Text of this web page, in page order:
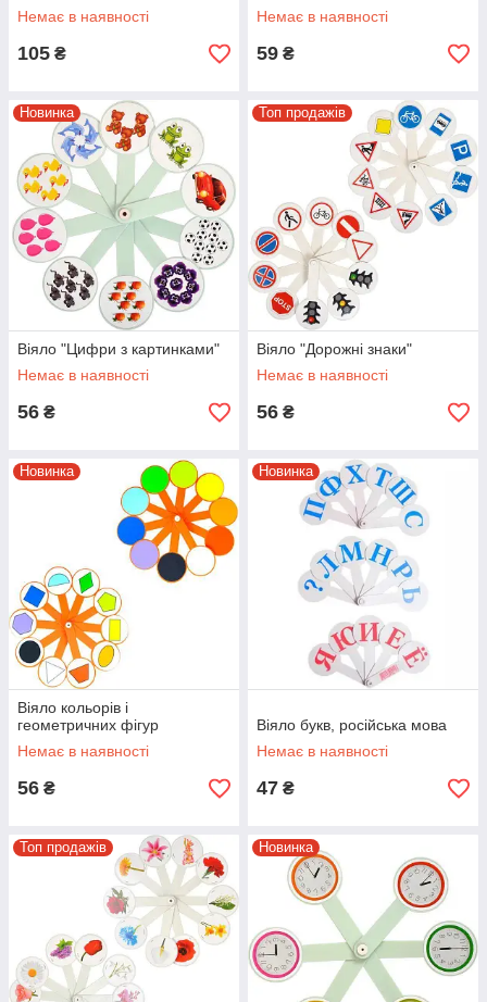
Немає в наявності
105 ₴
Немає в наявності
59 ₴
Новинка
Віяло "Цифри з картинками"
Немає в наявності
56 ₴
Топ продажів
Віяло "Дорожні знаки"
Немає в наявності
56 ₴
Новинка
Віяло кольорів і
геометричних фігур
Немає в наявності
56 ₴
Новинка
Віяло букв, російська мова
Немає в наявності
47 ₴
Топ продажів Новинка